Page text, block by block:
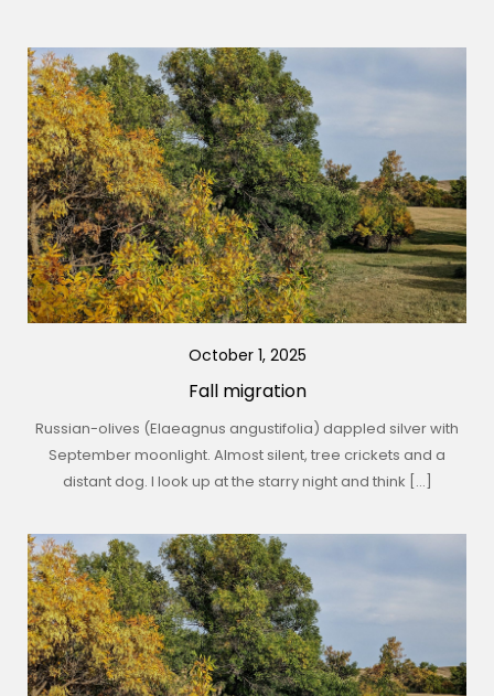
October 1, 2025
Fall migration
Russian-olives (Elaeagnus angustifolia) dappled silver with
September moonlight. Almost silent, tree crickets and a
distant dog. I look up at the starry night and think […]